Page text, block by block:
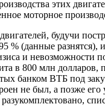
этих
моторное
будучи
% (данные разнятся),
и невозможности
в 800 млн долларов,
банком ВТБ под
не был, а позже его